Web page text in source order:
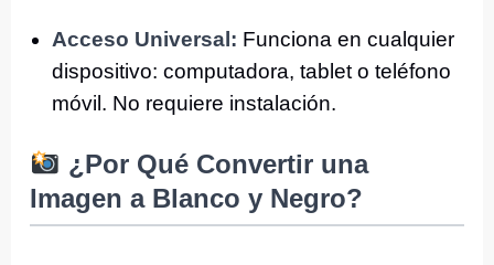
Acceso Universal: Funciona en cualquier
dispositivo: computadora, tablet o teléfono
móvil. No requiere instalación.
¿Por Qué Convertir una
Imagen a Blanco y Negro?